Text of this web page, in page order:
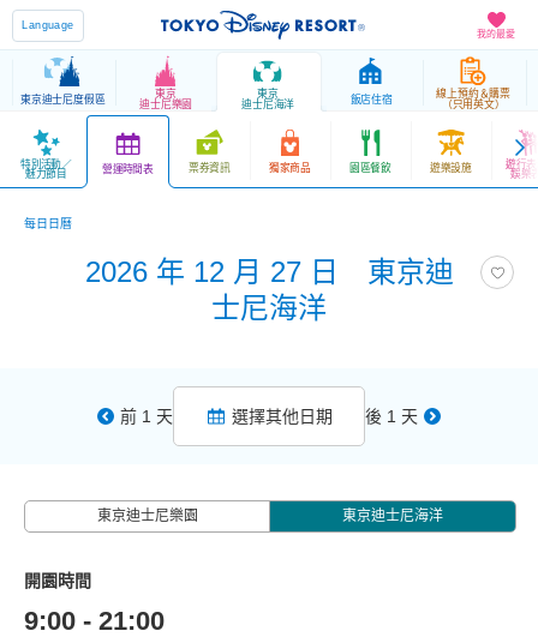
我的最愛
Language
東京迪士尼度假區
東京
迪士尼樂園
東京
迪士尼海洋
飯店住宿
線上預約＆購票
（只用英文）
特別活動／
魅力節目 營運時間表 票券資訊 獨家商品 園區餐飲 遊樂設施 遊行表
娛樂
每日日曆
2026 年 12 月 27 日 東京迪
士尼海洋
前 1 天 選擇其他日期 後 1 天
東京迪士尼樂園 東京迪士尼海洋
開園時間
9:00 - 21:00